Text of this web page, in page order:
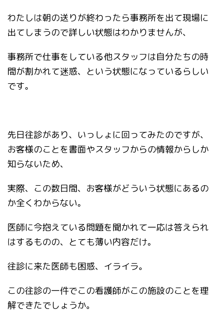
わたしは朝の送りが終わったら事務所を出て現場に
出てしまうので詳しい状態はわかりませんが、
事務所で仕事をしている他スタッフは自分たちの時
間が割かれて迷惑、という状態になっているらしい
です。
先日往診があり、いっしょに回ってみたのですが、
お客様のことを書面やスタッフからの情報からしか
知らないため、
実際、この数日間、お客様がどういう状態にあるの
か全くわからない。
医師に今抱えている問題を聞かれて一応は答えられ
はするものの、とても薄い内容だけ。
往診に来た医師も困惑、イライラ。
この往診の一件でこの看護師がこの施設のことを理
解できたでしょうか。